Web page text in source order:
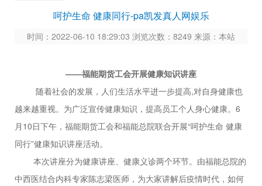
呵护生命 健康同行-pa凯发真人网娱乐
时间：2022-06-10 18:29:03 浏览次数：8249 来源：本站
——福能期货工会开展健康知识讲座
随着社会的发展，人们生活水平进一步提高,对自身健康也
越来越重视。为广泛宣传健康知识，提高员工个人身心健康。6
月10日下午，福能期货工会和福能总院联合开展“呵护生命 健康
同行”健康知识讲座活动。
本次讲座分为健康讲座、健康义诊两个环节。由福能总院的
中西医结合内科专家陈志梁医师，为大家讲解后疫情时代，如何